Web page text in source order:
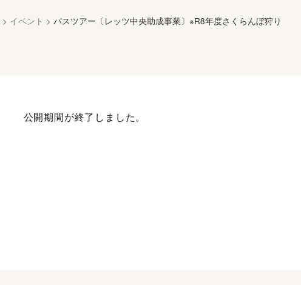
> イベント >バスツアー〔レッツ中央助成事業〕※R8年度さくらんぼ狩り
公開期間が終了しました。